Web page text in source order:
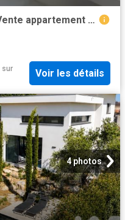
Marseille 1er 13001 Achat / Vente appartement 2 pièces t2
sur
Voir les détails
4 photos